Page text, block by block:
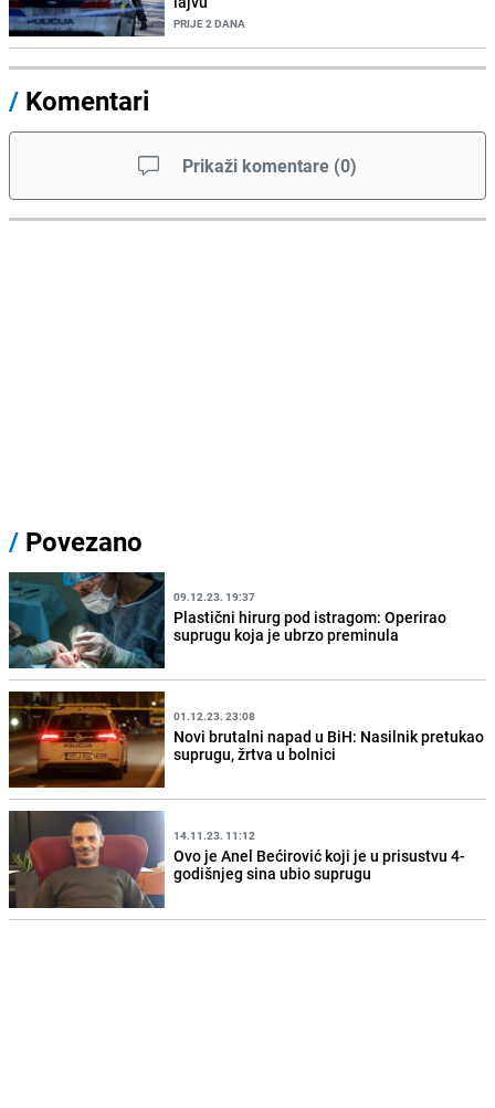
PRIJE 2 DANA
/ Komentari
Prikaži komentare (0)
/ Povezano
09.12.23. 19:37
Plastični hirurg pod istragom: Operirao
suprugu koja je ubrzo preminula
01.12.23. 23:08
Novi brutalni napad u BiH: Nasilnik pretukao
suprugu, žrtva u bolnici
14.11.23. 11:12
Ovo je Anel Bećirović koji je u prisustvu 4-
godišnjeg sina ubio suprugu